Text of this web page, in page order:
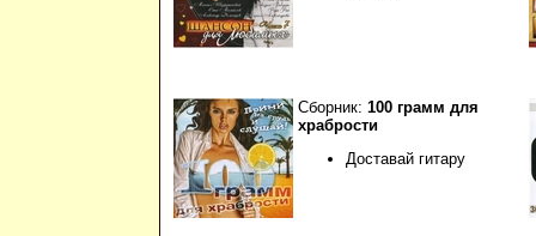
Сборник: 100 грамм для
храбрости
Доставай гитару